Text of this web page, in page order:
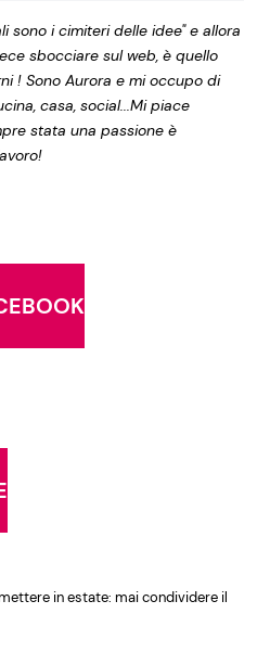
sono i cimiteri delle idee" e allora
sbocciare sul web, è quello
! Sono Aurora e mi occupo di
casa, social...Mi piace
stata una passione è
in estate: mai condividere il